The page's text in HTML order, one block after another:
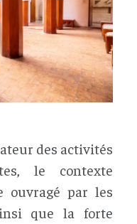
des activités
le contexte
ouvragé par les
que la forte